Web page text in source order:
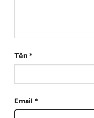
Tên *
Email *